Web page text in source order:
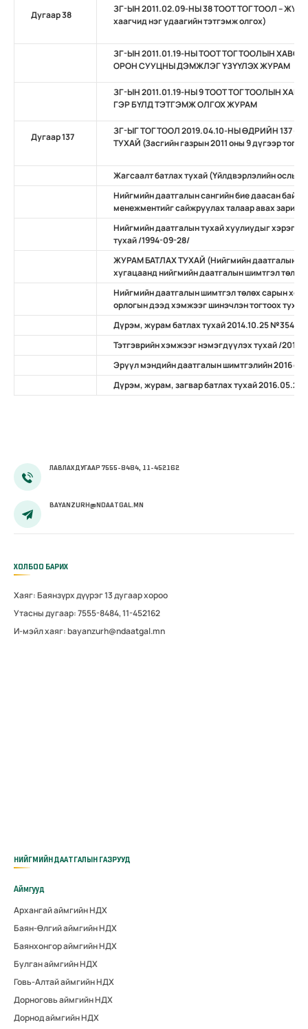
Дугаар 38
ЗГ-ЫН 2011.02.09-НЫ 38 ТООТ ТОГТООЛ –
хаагчид нэг удаагийн тэтгэмж олгох)
ЗГ-ЫН 2011.01.19-НЫ ТООТ ТОГТООЛЫН
ОРОН СУУЦНЫ ДЭМЖЛЭГ ҮЗҮҮЛЭХ ЖУРАМ
ЗГ-ЫН 2011.01.19-НЫ 9 ТООТ ТОГТООЛЫН
ГЭР БҮЛД ТЭТГЭМЖ ОЛГОХ ЖУРАМ
Дугаар 137
ЗГ-ЫГ ТОГТООЛ 2019.04.10-НЫ ӨДРИЙН 137
ТУХАЙ (Засгийн газрын 2011 оны 9 дүгээр
Жагсаалт батлах тухай (Үйлдвэрлэлийн
Нийгмийн даатгалын сангийн бие даасан
менежментийг сайжруулах талаар авах зарим
Нийгмийн даатгалын тухай хуулиудыг
тухай /1994-09-28/
ЖУРАМ БАТЛАХ ТУХАЙ (Нийгмийн даатгалын
хугацаанд нийгмийн даатгалын шимтгэл
Нийгмийн даатгалын шимтгэл төлөх сарын
орлогын дээд хэмжээг шинэчлэн тогтоох
Дүрэм, журам батлах тухай 2014.10.25 №354
Тэтгэврийн хэмжээг нэмэгдүүлэх тухай /
Эрүүл мэндийн даатгалын шимтгэлийн 2016
Дүрэм, журам, загвар батлах тухай 2016.05.23
ЛАВЛАХ ДУГААР 7555-8484, 11-452162
BAYANZURH@NDAATGAL.MN
ХОЛБОО БАРИХ
Хаяг: Баянзүрх дүүрэг 13 дугаар хороо
Утасны дугаар: 7555-8484, 11-452162
И-мэйл хаяг: bayanzurh@ndaatgal.mn
НИЙГМИЙН ДААТГАЛЫН ГАЗРУУД
Аймгууд
Архангай аймгийн НДХ
Баян-Өлгий аймгийн НДХ
Баянхонгор аймгийн НДХ
Булган аймгийн НДХ
Говь-Алтай аймгийн НДХ
Дорноговь аймгийн НДХ
Дорнод аймгийн НДХ